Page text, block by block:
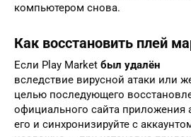
компьютером снова.
Как восстановить плей
Если Play Market был удалён
вследствие вирусной атаки или
целью последующего
официального сайта приложения
его и синхронизируйте с